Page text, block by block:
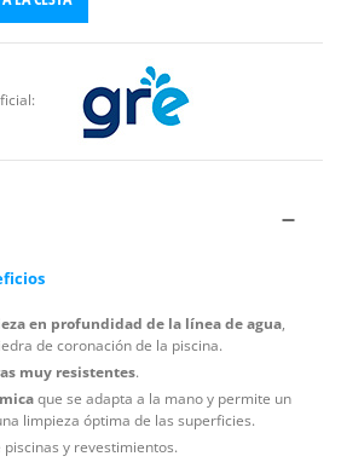
en profundidad de la línea de agua,
de coronación de la piscina.
muy resistentes.
que se adapta a la mano y permite un
limpieza óptima de las superficies.
y revestimientos.